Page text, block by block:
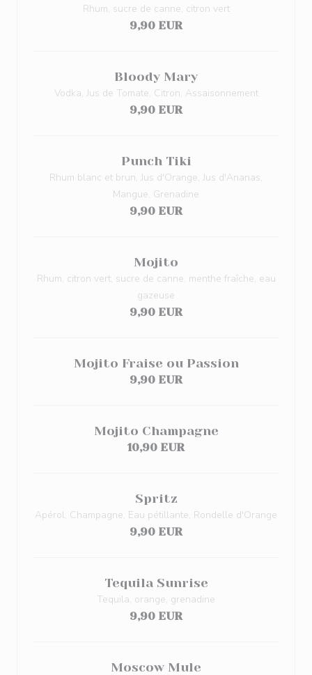
Rhum, sucre de canne, citron vert
9,90 EUR
Bloody Mary
Vodka, Jus de Tomate, Citron, Assaisonnement
9,90 EUR
Punch Tiki
Rhum blanc et brun, Jus d'Orange, Jus d'Ananas,
Mangue, Grenadine
9,90 EUR
Mojito
Rhum, citron vert, sucre de canne, menthe fraîche, eau
gazeuse
9,90 EUR
Mojito Fraise ou Passion
9,90 EUR
Mojito Champagne
10,90 EUR
Spritz
Apérol, Champagne, Eau pétillante, Rondelle d'Orange
9,90 EUR
Tequila Sunrise
Tequila, orange, grenadine
9,90 EUR
Moscow Mule